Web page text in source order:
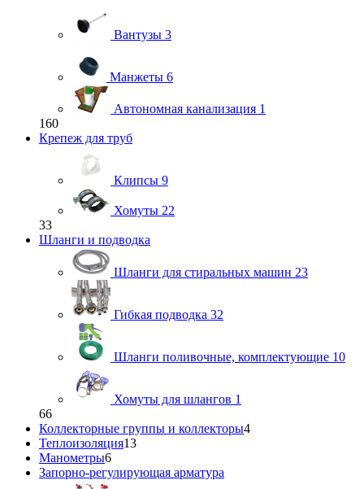
Вантузы 3
Манжеты 6
Автономная канализация 1
160
Крепеж для труб
Клипсы 9
Хомуты 22
33
Шланги и подводка
Шланги для стиральных машин 23
Гибкая подводка 32
Шланги поливочные, комплектующие 10
Хомуты для шлангов 1
66
Коллекторные группы и коллекторы4
Теплоизоляция13
Манометры6
Запорно-регулирующая арматура